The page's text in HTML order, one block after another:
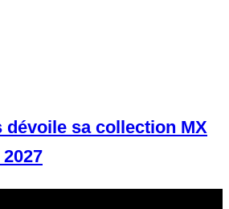
dévoile sa collection MX